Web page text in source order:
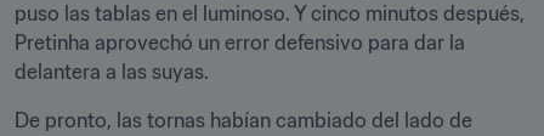
puso las tablas en el luminoso. Y cinco minutos después,
Pretinha aprovechó un error defensivo para dar la
delantera a las suyas.
De pronto, las tornas habían cambiado del lado de